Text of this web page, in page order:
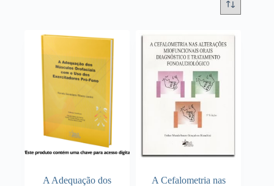
A Adequação dos
A Cefalometria nas